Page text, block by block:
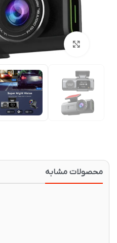
بزرگنمایی تصویر
محصولات مشابه